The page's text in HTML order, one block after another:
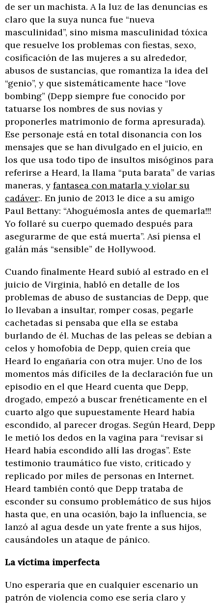
de ser un machista. A la luz de las denuncias es
claro que la suya nunca fue “nueva
masculinidad”, sino misma masculinidad tóxica
que resuelve los problemas con fiestas, sexo,
cosificación de las mujeres a su alrededor,
abusos de sustancias, que romantiza la idea del
“genio”, y que sistemáticamente hace “love
bombing” (Depp siempre fue conocido por
tatuarse los nombres de sus novias y
proponerles matrimonio de forma apresurada).
Ese personaje está en total disonancia con los
mensajes que se han divulgado en el juicio, en
los que usa todo tipo de insultos misóginos para
referirse a Heard, la llama “puta barata” de varias
maneras, y fantasea con matarla y violar su
cadáver:. En junio de 2013 le dice a su amigo
Paul Bettany: “Ahoguémosla antes de quemarla!!!
Yo follaré su cuerpo quemado después para
asegurarme de que está muerta”. Así piensa el
galán más “sensible” de Hollywood.
Cuando finalmente Heard subió al estrado en el
juicio de Virginia, habló en detalle de los
problemas de abuso de sustancias de Depp, que
lo llevaban a insultar, romper cosas, pegarle
cachetadas si pensaba que ella se estaba
burlando de él. Muchas de las peleas se debían a
celos y homofobia de Depp, quien creía que
Heard lo engañaría con otra mujer. Uno de los
momentos más difíciles de la declaración fue un
episodio en el que Heard cuenta que Depp,
drogado, empezó a buscar frenéticamente en el
cuarto algo que supuestamente Heard había
escondido, al parecer drogas. Según Heard, Depp
le metió los dedos en la vagina para “revisar si
Heard había escondido allí las drogas”. Este
testimonio traumático fue visto, criticado y
replicado por miles de personas en Internet.
Heard también contó que Depp trataba de
esconder su consumo problemático de sus hijos
hasta que, en una ocasión, bajo la influencia, se
lanzó al agua desde un yate frente a sus hijos,
causándoles un ataque de pánico.
La víctima imperfecta
Uno esperaría que en cualquier escenario un
patrón de violencia como ese sería claro y